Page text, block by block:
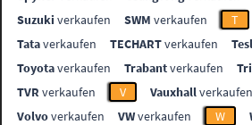
Suzuki verkaufen SWM verkaufen T
Tataverkaufen TECHARTverkaufen
Toyotaverkaufen Trabantverkaufen
TVR verkaufen V Vauxhallverkaufen
Volvoverkaufen VWverkaufen W